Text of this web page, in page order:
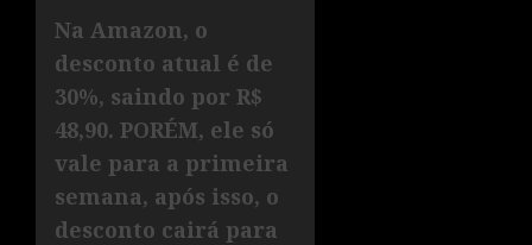
Na Amazon, o
desconto atual é de
30%, saindo por R$
48,90. PORÉM, ele só
vale para a primeira
semana, após isso, o
desconto cairá para